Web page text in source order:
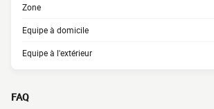
Zone
Equipe à domicile
Equipe à l'extérieur
FAQ